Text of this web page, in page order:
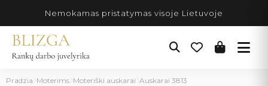
turinio
Nemokamas pristatymas visoje Lietuvoje
Pradzia Moterims Moteriški auskarai Auskarai 3813